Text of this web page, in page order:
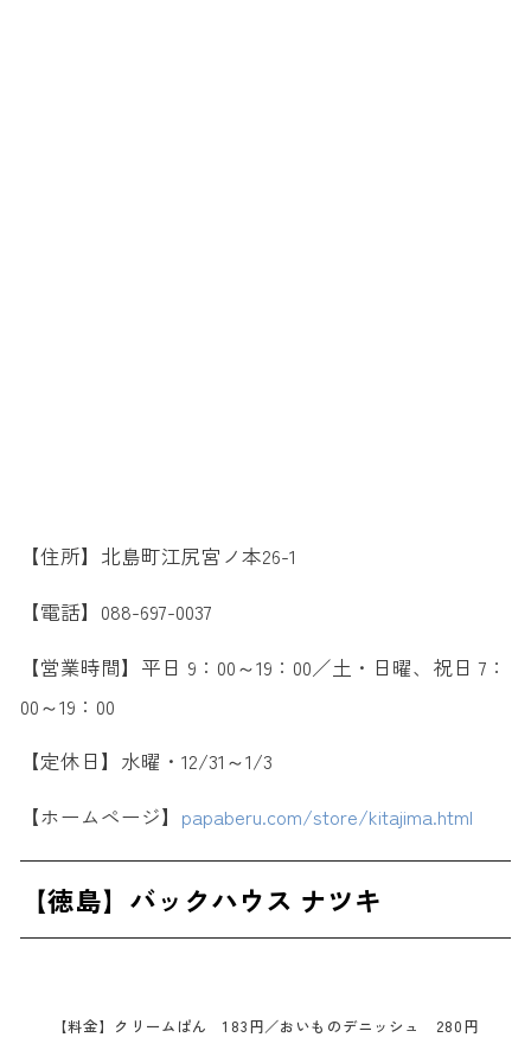
【住所】北島町江尻宮ノ本26-1
【電話】088-697-0037
【営業時間】平日 9：00～19：00／土・日曜、祝日 7：
00～19：00
【定休日】水曜・12/31～1/3
【ホームページ】 papaberu.com/store/kitajima.html
【徳島】バックハウス ナツキ
【料金】クリームぱん 183円／おいものデニッシュ 280円